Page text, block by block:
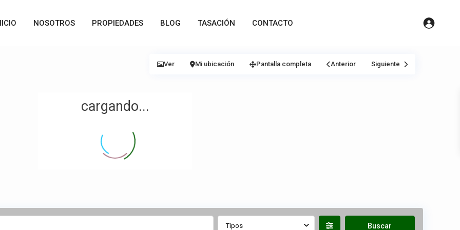
NOSOTROS PROPIEDADES BLOG TASACIÓN CONTACTO
cargando...
Ver Mi ubicación Pantalla completa Anterior Siguiente
Tipos